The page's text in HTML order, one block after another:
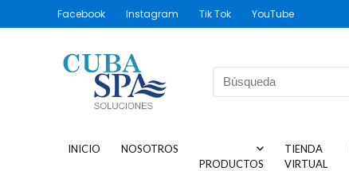
Facebook Instagram Tik Tok YouTube
INICIO
NOSOTROS
PRODUCTOS
TIENDA
VIRTUAL